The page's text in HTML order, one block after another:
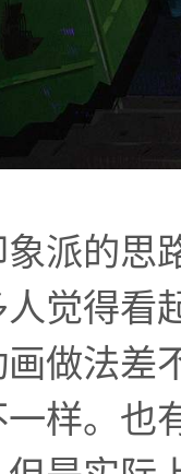
派的思
觉得看
做法差
样。也